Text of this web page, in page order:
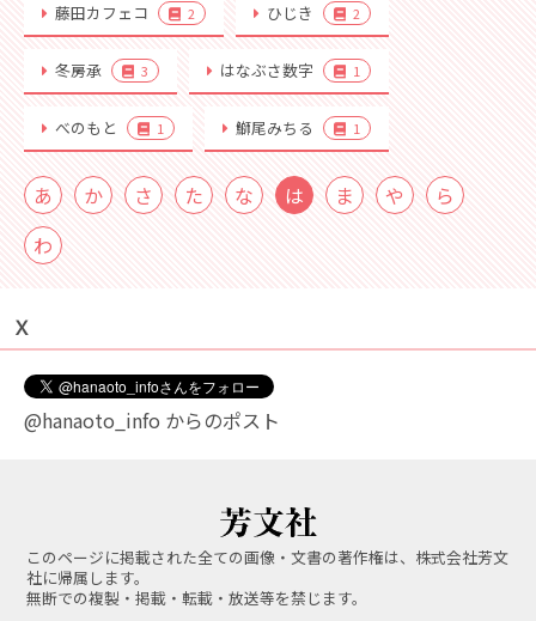
藤田カフェコ 2 ひじき 2
冬房承 3 はなぶさ数字 1
べのもと 1 鰤尾みちる 1
あ か さ た な は ま や
ら
わ
Ｘ
@hanaoto_info からのポスト
このページに掲載された全ての画像・文書の著作権は、株式会社芳文
社に帰属します。
無断での複製・掲載・転載・放送等を禁じます。